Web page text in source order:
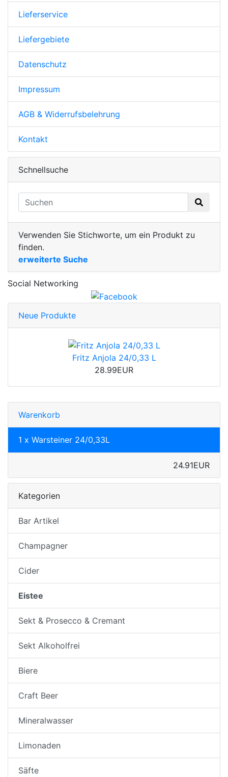
Lieferservice
Liefergebiete
Datenschutz
Impressum
AGB & Widerrufsbelehrung
Kontakt
Schnellsuche
Verwenden Sie Stichworte, um ein Produkt zu
finden.
erweiterte Suche
Social Networking
Neue Produkte
Fritz Anjola 24/0,33 L
28.99EUR
Warenkorb
1 x Warsteiner 24/0,33L
24.91EUR
Kategorien
Bar Artikel
Champagner
Cider
Eistee
Sekt & Prosecco & Cremant
Sekt Alkoholfrei
Biere
Craft Beer
Mineralwasser
Limonaden
Säfte